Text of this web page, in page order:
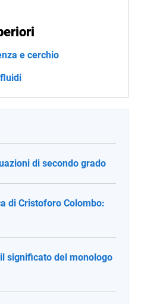
e cerchio
di secondo grado
di Cristoforo Colombo:
significato del monologo